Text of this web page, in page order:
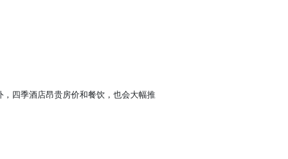
四季酒店昂贵房价和餐饮，也会大幅推